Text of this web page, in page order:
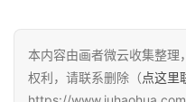
本内容由画者微云收集整理
权利，请联系删除（点这里